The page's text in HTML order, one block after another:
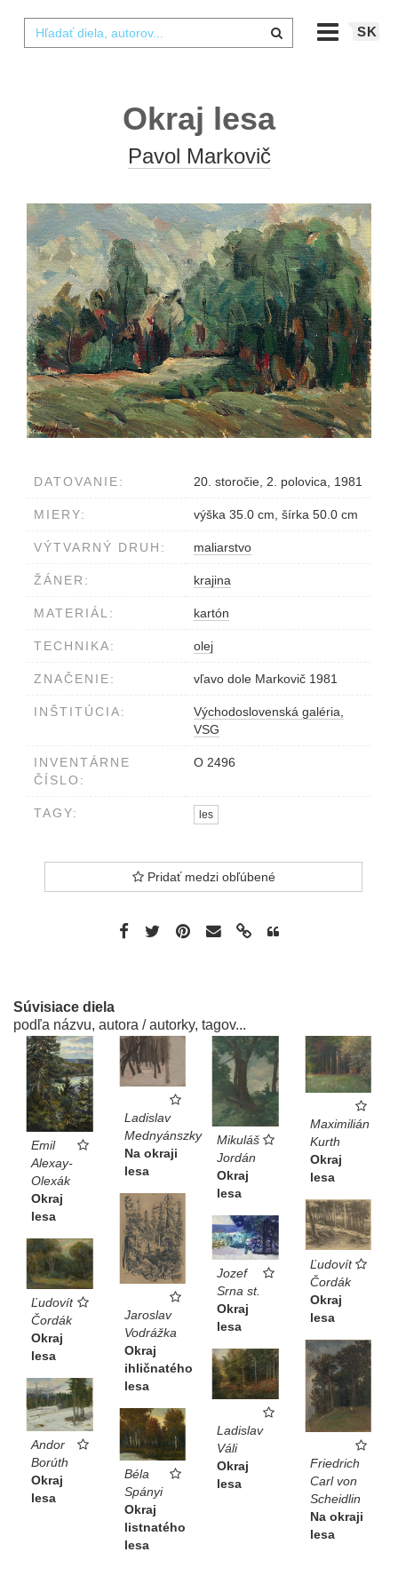
SK
Okraj lesa
Pavol Markovič
DATOVANIE: 20. storočie, 2. polovica, 1981
MIERY: výška 35.0 cm, šírka 50.0 cm
VÝTVARNÝ DRUH: maliarstvo
ŽÁNER: krajina
MATERIÁL: kartón
TECHNIKA: olej
ZNAČENIE: vľavo dole Markovič 1981
INŠTITÚCIA:
Východoslovenská galéria,
VSG
INVENTÁRNE
ČÍSLO:
O 2496
TAGY: les
Pridať medzi obľúbené
Súvisiace diela
podľa názvu, autora / autorky, tagov...
Emil
Alexay-
Olexák
Okraj
lesa
Ladislav
Mednyánszky
Na okraji
lesa
Mikuláš
Jordán
Okraj
lesa
Maximilián
Kurth
Okraj
lesa
Jaroslav
Vodrážka
Okraj
ihličnatého
lesa
Ľudovít
Čordák
Okraj
lesa
Jozef
Srna st.
Okraj
lesa
Ľudovít
Čordák
Okraj
lesa
Friedrich
Carl von
Scheidlin
Na okraji
lesa
Ladislav
Váli
Okraj
lesa
Andor
Borúth
Okraj
lesa
Béla
Spányi
Okraj
listnatého
lesa